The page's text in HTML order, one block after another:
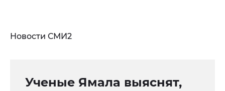
Новости СМИ2
Ученые Ямала выяснят,